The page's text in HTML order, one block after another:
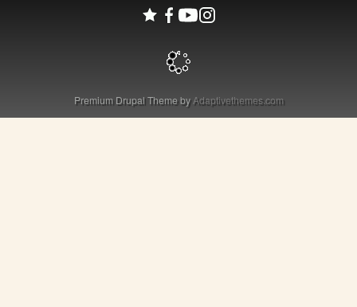
Premium Drupal Theme byAdaptivethemes.com